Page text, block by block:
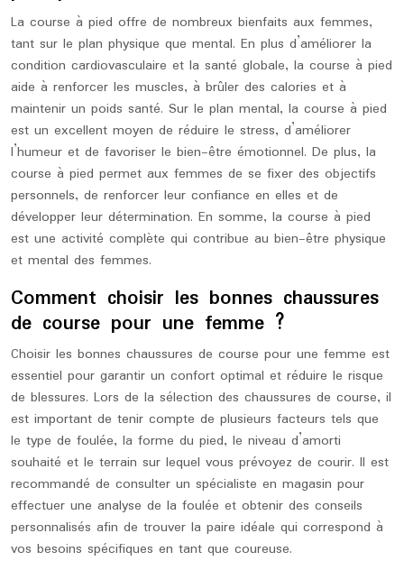
La course à pied offre de nombreux bienfaits aux femmes,
tant sur le plan physique que mental. En plus d’améliorer la
condition cardiovasculaire et la santé globale, la course à pied
aide à renforcer les muscles, à brûler des calories et à
maintenir un poids santé. Sur le plan mental, la course à pied
est un excellent moyen de réduire le stress, d’améliorer
l’humeur et de favoriser le bien-être émotionnel. De plus, la
course à pied permet aux femmes de se fixer des objectifs
personnels, de renforcer leur confiance en elles et de
développer leur détermination. En somme, la course à pied
est une activité complète qui contribue au bien-être physique
et mental des femmes.
Comment choisir les bonnes chaussures
de course pour une femme ?
Choisir les bonnes chaussures de course pour une femme est
essentiel pour garantir un confort optimal et réduire le risque
de blessures. Lors de la sélection des chaussures de course, il
est important de tenir compte de plusieurs facteurs tels que
le type de foulée, la forme du pied, le niveau d’amorti
souhaité et le terrain sur lequel vous prévoyez de courir. Il est
recommandé de consulter un spécialiste en magasin pour
effectuer une analyse de la foulée et obtenir des conseils
personnalisés afin de trouver la paire idéale qui correspond à
vos besoins spécifiques en tant que coureuse.